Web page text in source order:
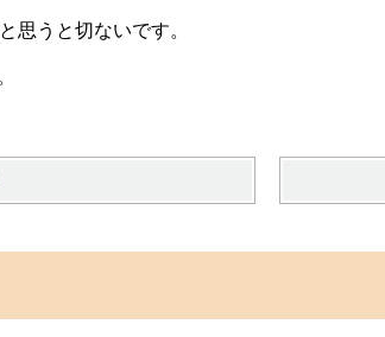
思うと切ないです。